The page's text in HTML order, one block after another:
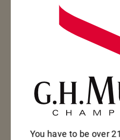
You have to be over